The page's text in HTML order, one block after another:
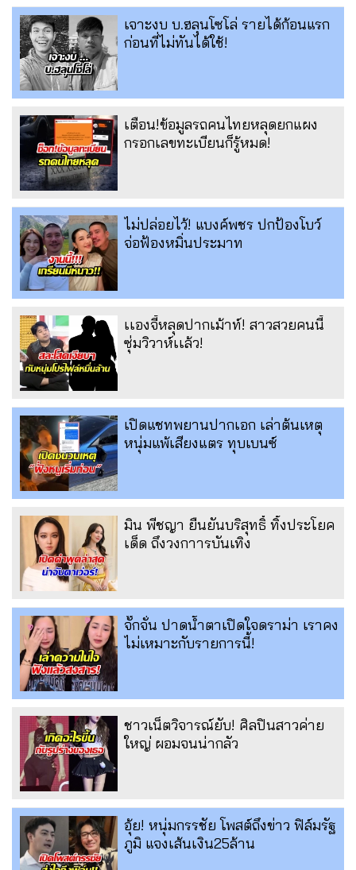
เจาะงบ บ.ฮลุนโซโล่ รายได้ก้อนแรก
ก่อนที่ไม่ทันได้ใช้!
เตือน!ข้อมูลรถคนไทยหลุดยกแผง
กรอกเลขทะเบียนก็รู้หมด!
ไม่ปล่อยไว้! แบงค์พชร ปกป้องโบว์
จ่อฟ้องหมิ่นประมาท
เเองจี้หลุดปากเม้าท์! สาวสวยคนนี้
ซุ่มวิวาห์เเล้ว!
เปิดแชทพยานปากเอก เล่าต้นเหตุ
หนุ่มแพ้เสียงแตร ทุบเบนซ์
มิน พีชญา ยืนยันบริสุทธิ์ ทิ้งประโยค
เด็ด ถึงวงกาารบันเทิง
จั๊กจั่น ปาดน้ำตาเปิดใจดราม่า เราคง
ไม่เหมาะกับรายการนี้!
ชาวเน็ตวิจารณ์ยับ! ศิลปินสาวค่าย
ใหญ่ ผอมจนน่ากลัว
อุ้ย! หนุ่มกรรชัย โพสต์ถึงข่าว ฟิล์มรัฐ
ภูมิ แจงเส้นเงิน25ล้าน